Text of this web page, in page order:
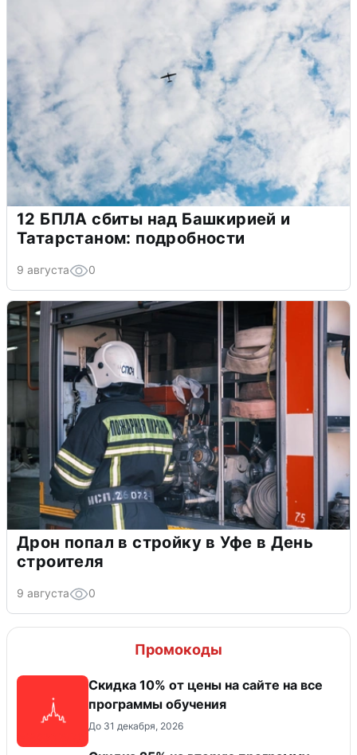
12 БПЛА сбиты над Башкирией и
Татарстаном: подробности
9 августа 0
Дрон попал в стройку в Уфе в День
строителя
9 августа 0
Промокоды
Скидка 10% от цены на сайте на все
программы обучения
До 31 декабря, 2026